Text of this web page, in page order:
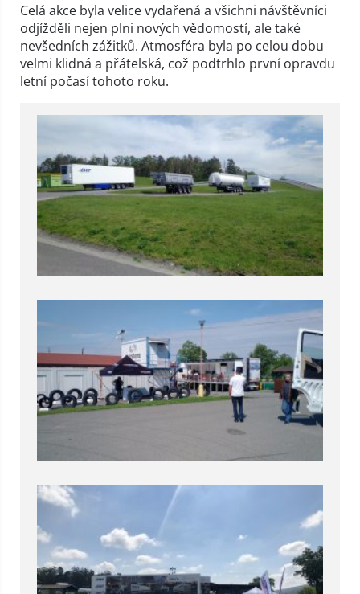
Celá akce byla velice vydařená a všichni návštěvníci
odjížděli nejen plni nových vědomostí, ale také
nevšedních zážitků. Atmosféra byla po celou dobu
velmi klidná a přátelská, což podtrhlo první opravdu
letní počasí tohoto roku.